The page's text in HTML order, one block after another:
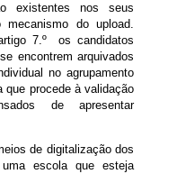
existentes nos seus
do upload.
7.º os candidatos
encontrem arquivados
no agrupamento
que procede à validação
de apresentar
de digitalização dos
escola que esteja